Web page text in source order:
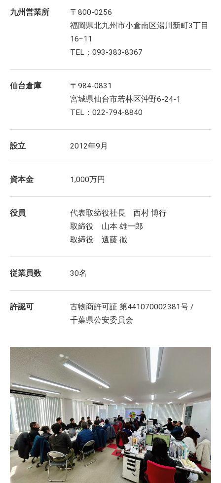
九州営業所
〒800-0256
福岡県北九州市小倉南区湯川新町3丁目
16−11
TEL：093-383-8367
仙台倉庫
〒984-0831
宮城県仙台市若林区沖野6-24-1
TEL：022-794-8840
設立 2012年9月
資本金 1,000万円
役員
代表取締役社長 西村 博行
取締役 山本 雄一郎
取締役 遠藤 徹
従業員数 30名
許認可
古物商許可証 第441070002381号 /
千葉県公安委員会